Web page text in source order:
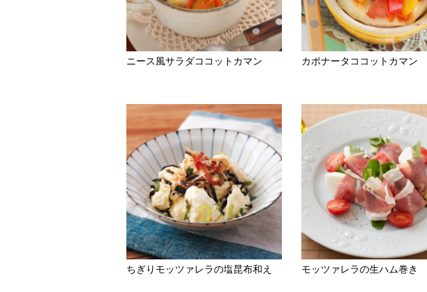
ニース風サラダココットカマン カポナータココットカマン
ちぎりモッツァレラの塩昆布和え モッツァレラの生ハム巻き